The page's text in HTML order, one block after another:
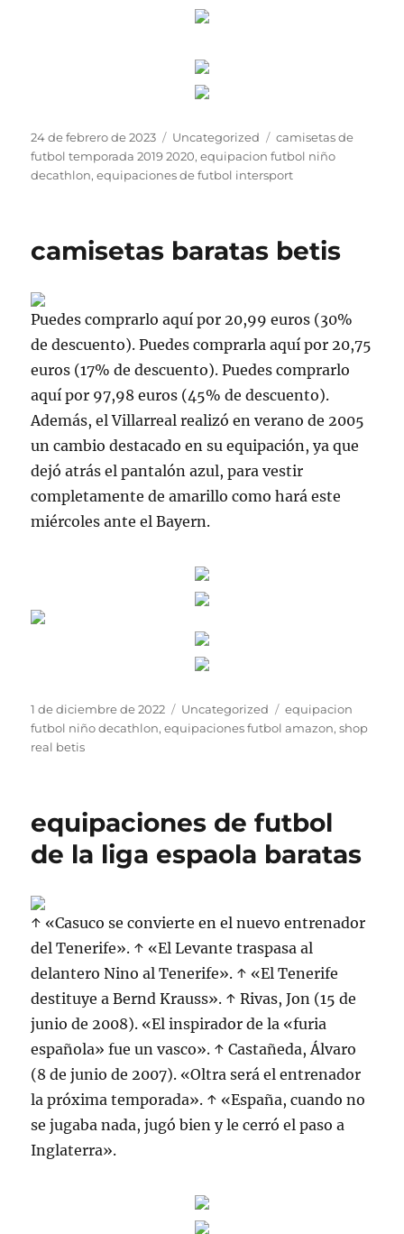
Publicado
el
24 de febrero de 2023 Categorías
Uncategorized Etiquetas
camisetas de
futbol temporada 2019 2020,equipacion futbol niño
decathlon,equipaciones de futbol intersport
camisetas baratas betis
Puedes comprarlo aquí por 20,99 euros (30%
de descuento). Puedes comprarla aquí por 20,75
euros (17% de descuento). Puedes comprarlo
aquí por 97,98 euros (45% de descuento).
Además, el Villarreal realizó en verano de 2005
un cambio destacado en su equipación, ya que
dejó atrás el pantalón azul, para vestir
completamente de amarillo como hará este
miércoles ante el Bayern.
Publicado
el
1 de diciembre de 2022 Categorías
Uncategorized Etiquetas
equipacion
futbol niño decathlon,equipaciones futbol amazon,shop
real betis
equipaciones de futbol
de la liga espaola baratas
↑ «Casuco se convierte en el nuevo entrenador
del Tenerife». ↑ «El Levante traspasa al
delantero Nino al Tenerife». ↑ «El Tenerife
destituye a Bernd Krauss». ↑ Rivas, Jon (15 de
junio de 2008). «El inspirador de la «furia
española» fue un vasco». ↑ Castañeda, Álvaro
(8 de junio de 2007). «Oltra será el entrenador
la próxima temporada». ↑ «España, cuando no
se jugaba nada, jugó bien y le cerró el paso a
Inglaterra».